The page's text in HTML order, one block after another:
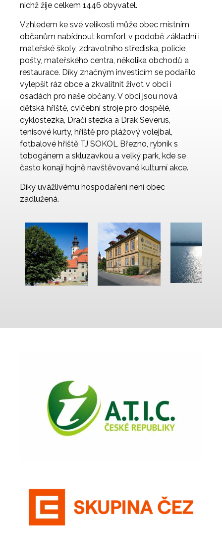
nichž žije celkem 1446 obyvatel.
Vzhledem ke své velikosti může obec místním
občanům nabídnout komfort v podobě základní i
mateřské školy, zdravotního střediska, policie,
pošty, mateřského centra, několika obchodů a
restaurace. Díky značným investicím se podařilo
vylepšit ráz obce a zkvalitnit život v obci i
osadách pro naše občany. V obci jsou nová
dětská hřiště, cvičební stroje pro dospělé,
cyklostezka, Dračí stezka a Drak Severus,
tenisové kurty, hřiště pro plážový volejbal,
fotbalové hřiště TJ SOKOL Březno, rybník s
tobogánem a skluzavkou a velký park, kde se
často konají hojně navštěvované kulturní akce.
Díky uvážlivému hospodaření není obec
zadlužená.